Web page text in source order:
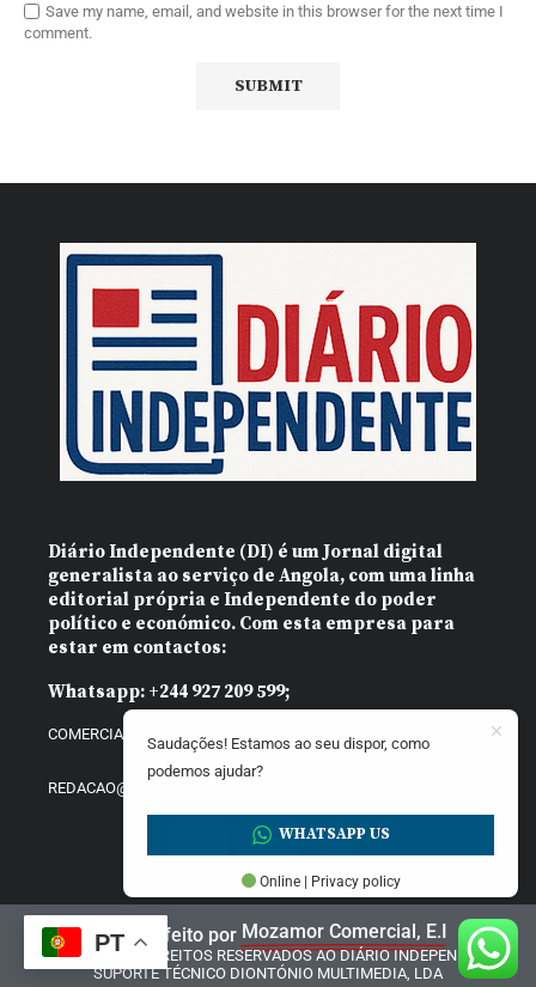
Save my name, email, and website in this browser for the next time I
comment.
Diário Independente (DI) é um Jornal digital
generalista ao serviço de Angola, com uma linha
editorial própria e Independente do poder
político e económico. Com esta empresa para
estar em contactos:
Whatsapp: +244 927 209 599;
COMERCIAL@DIARIOINDEPENDENTE.INFO
REDACAO@DIARIOINDEPENDENTE.INFO
Website feito por Mozamor Comercial, E.I
@2025 – TODOS DIREITOS RESERVADOS AO DIÁRIO INDEPENDENTE |
SUPORTE TÉCNICO DIONTÓNIO MULTIMEDIA, LDA
PT
Saudações! Estamos ao seu dispor, como
podemos ajudar?
WHATSAPP US
Online | Privacy policy